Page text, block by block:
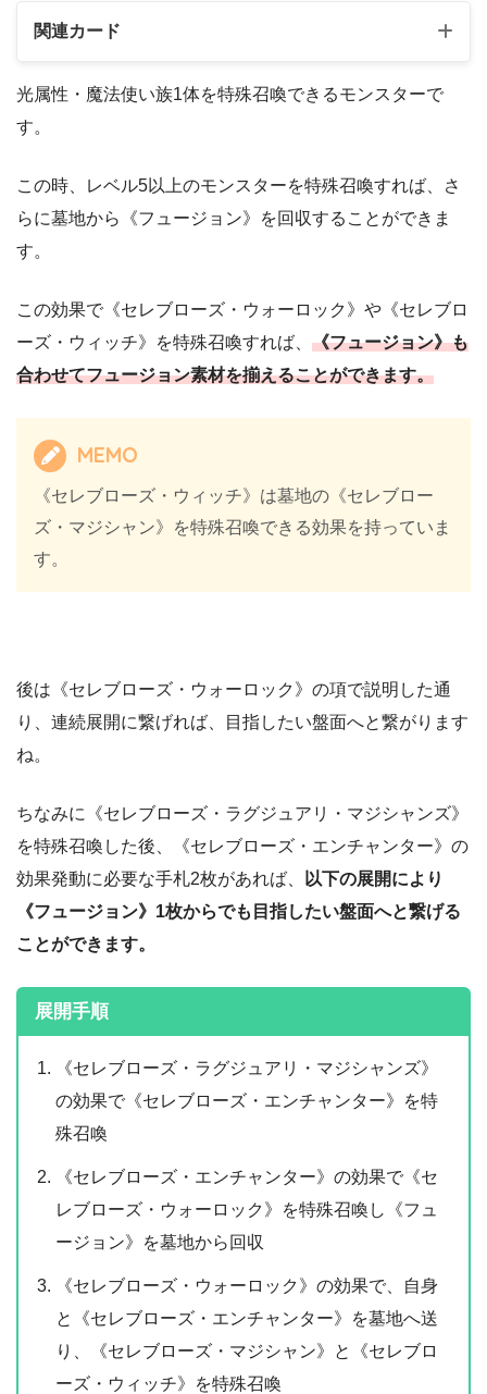
関連カード
光属性・魔法使い族1体を特殊召喚できるモンスターで
す。
この時、レベル5以上のモンスターを特殊召喚すれば、さ
らに墓地から《フュージョン》を回収することができま
す。
この効果で《セレブローズ・ウォーロック》や《セレブロ
ーズ・ウィッチ》を特殊召喚すれば、 《フュージョン》も
合わせてフュージョン素材を揃えることができます。
MEMO
《セレブローズ・ウィッチ》は墓地の《セレブロー
ズ・マジシャン》を特殊召喚できる効果を持っていま
す。
後は《セレブローズ・ウォーロック》の項で説明した通
り、連続展開に繋げれば、目指したい盤面へと繋がります
ね。
ちなみに《セレブローズ・ラグジュアリ・マジシャンズ》
を特殊召喚した後、《セレブローズ・エンチャンター》の
効果発動に必要な手札2枚があれば、
以下の展開により
《フュージョン》1枚からでも目指したい盤面へと繋げる
ことができます。
展開手順
《セレブローズ・ラグジュアリ・マジシャンズ》
の効果で《セレブローズ・エンチャンター》を特
殊召喚
《セレブローズ・エンチャンター》の効果で《セ
レブローズ・ウォーロック》を特殊召喚し《フュ
ージョン》を墓地から回収
《セレブローズ・ウォーロック》の効果で、自身
と《セレブローズ・エンチャンター》を墓地へ送
り、《セレブローズ・マジシャン》と《セレブロ
ーズ・ウィッチ》を特殊召喚